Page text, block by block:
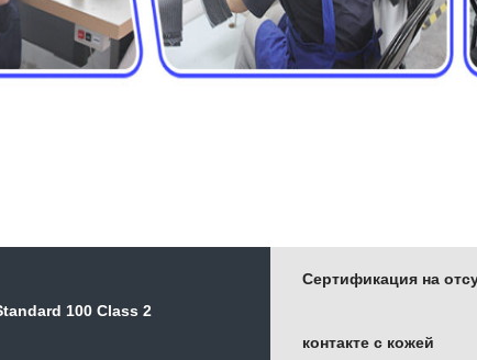
100 Class 2
Сертификация на
контакте с кожей